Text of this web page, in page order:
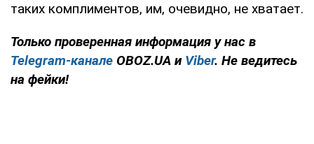
таких комплиментов, им, очевидно, не хватает.
Только проверенная информация у нас в
Telegram-канале OBOZ.UA и Viber. Не ведитесь
на фейки!